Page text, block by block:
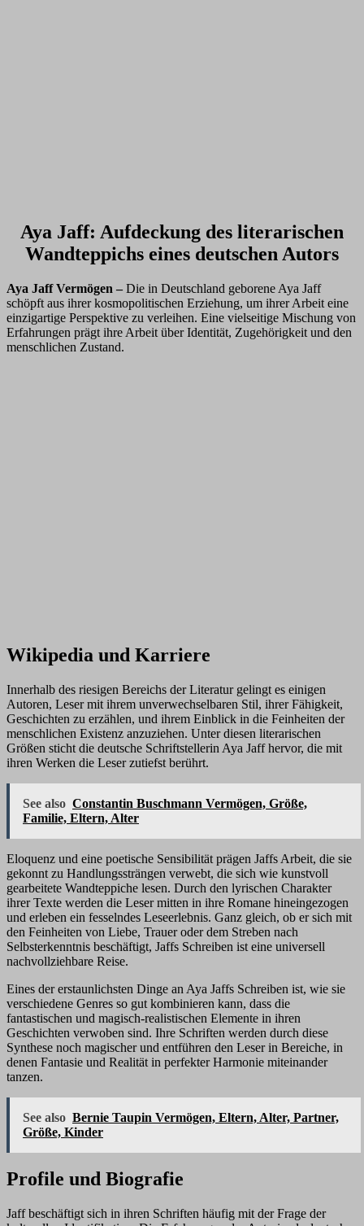
Aya Jaff: Aufdeckung des literarischen
Wandteppichs eines deutschen Autors
Aya Jaff Vermögen – Die in Deutschland geborene Aya Jaff
schöpft aus ihrer kosmopolitischen Erziehung, um ihrer Arbeit eine
einzigartige Perspektive zu verleihen. Eine vielseitige Mischung von
Erfahrungen prägt ihre Arbeit über Identität, Zugehörigkeit und den
menschlichen Zustand.
Wikipedia und Karriere
Innerhalb des riesigen Bereichs der Literatur gelingt es einigen
Autoren, Leser mit ihrem unverwechselbaren Stil, ihrer Fähigkeit,
Geschichten zu erzählen, und ihrem Einblick in die Feinheiten der
menschlichen Existenz anzuziehen. Unter diesen literarischen
Größen sticht die deutsche Schriftstellerin Aya Jaff hervor, die mit
ihren Werken die Leser zutiefst berührt.
See also Constantin Buschmann Vermögen, Größe,
Familie, Eltern, Alter
Eloquenz und eine poetische Sensibilität prägen Jaffs Arbeit, die sie
gekonnt zu Handlungssträngen verwebt, die sich wie kunstvoll
gearbeitete Wandteppiche lesen. Durch den lyrischen Charakter
ihrer Texte werden die Leser mitten in ihre Romane hineingezogen
und erleben ein fesselndes Leseerlebnis. Ganz gleich, ob er sich mit
den Feinheiten von Liebe, Trauer oder dem Streben nach
Selbsterkenntnis beschäftigt, Jaffs Schreiben ist eine universell
nachvollziehbare Reise.
Eines der erstaunlichsten Dinge an Aya Jaffs Schreiben ist, wie sie
verschiedene Genres so gut kombinieren kann, dass die
fantastischen und magisch-realistischen Elemente in ihren
Geschichten verwoben sind. Ihre Schriften werden durch diese
Synthese noch magischer und entführen den Leser in Bereiche, in
denen Fantasie und Realität in perfekter Harmonie miteinander
tanzen.
See also Bernie Taupin Vermögen, Eltern, Alter, Partner,
Größe, Kinder
Profile und Biografie
Jaff beschäftigt sich in ihren Schriften häufig mit der Frage der